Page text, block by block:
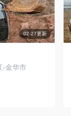
02-27更新
-金华市